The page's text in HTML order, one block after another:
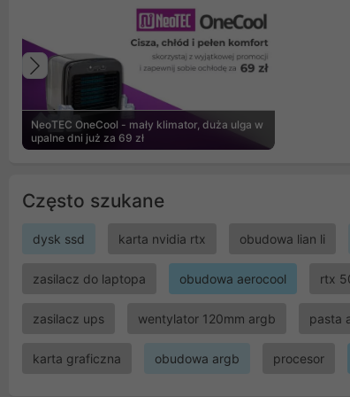
NeoTEC OneCool - mały klimator, duża ulga w
upalne dni już za 69 zł
Poprzedni
Często szukane
dysk ssd karta nvidia rtx obudowa lian li
zasilacz do laptopa obudowa aerocool rtx
zasilacz ups wentylator 120mm argb pasta
karta graficzna obudowa argb procesor